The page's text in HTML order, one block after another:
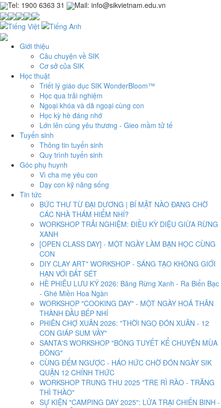
Tel: 1900 6363 31 Mail: info@sikvietnam.edu.vn
Giới thiệu
Câu chuyện về SIK
Cơ sở của SIK
Học thuật
Triết lý giáo dục SIK WonderBloom™
Học qua trải nghiệm
Ngoại khóa và dã ngoại cùng con
Học kỳ hè đáng nhớ
Lớn lên cùng yêu thương - Gieo mầm tử tế
Tuyển sinh
Thông tin tuyển sinh
Quy trình tuyển sinh
Góc phụ huynh
Vì cha mẹ yêu con
Dạy con kỹ năng sống
Tin tức
BỨC THƯ TỪ ĐẠI DƯƠNG | BÍ MẬT NÀO ĐANG CHỜ
CÁC NHÀ THÁM HIỂM NHÍ?
WORKSHOP TRẢI NGHIỆM: ĐIỀU KỲ DIỆU GIỮA RỪNG
XANH
[OPEN CLASS DAY] - MỘT NGÀY LÀM BẠN HỌC CÙNG
CON
DIY CLAY ART" WORKSHOP - SÁNG TẠO KHÔNG GIỚI
HẠN VỚI ĐẤT SÉT
HÈ PHIÊU LƯU KÝ 2026: Băng Rừng Xanh - Ra Biển Bạc
- Ghé Miền Hoa Ngàn
WORKSHOP "COOKING DAY" - MỘT NGÀY HOÁ THÂN
THÀNH ĐẦU BẾP NHÍ
PHIÊN CHỢ XUÂN 2026: "THỜI NGỌ ĐÓN XUÂN - 12
CON GIÁP SUM VẦY"
SANTA'S WORKSHOP "BÔNG TUYẾT KỂ CHUYỆN MÙA
ĐÔNG"
CÙNG ĐẾM NGƯỢC - HÁO HỨC CHỜ ĐÓN NGÀY SIK
QUẬN 12 CHÍNH THỨC
WORKSHOP TRUNG THU 2025 "TRE RÌ RÀO - TRĂNG
THÌ THÀO"
SỰ KIỆN "CAMPING DAY 2025": LỬA TRẠI CHIẾN BINH -